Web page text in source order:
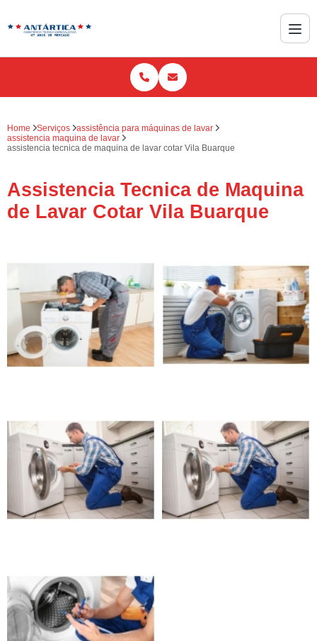
Home Serviços
assistência para máquinas de lavar
assistencia maquina de lavar
assistencia tecnica de maquina de lavar cotar Vila Buarque
Assistencia Tecnica de Maquina
de Lavar Cotar Vila Buarque